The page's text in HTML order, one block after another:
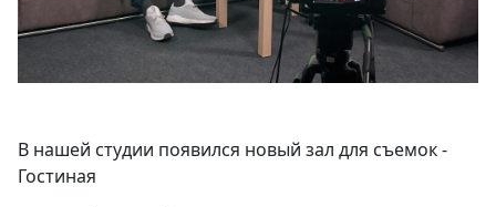
В нашей студии появился новый зал для съемок -
Гостиная